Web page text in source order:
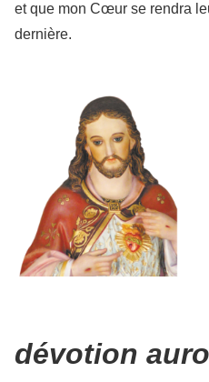
et que mon Cœur se rendra
dernière.
dévotion